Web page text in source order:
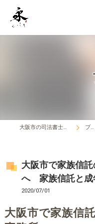
大阪市の司法書士はとこしえ法務事務所 ブログ
大阪市で家族信
へ 家族信託と成
2020/07/01
大阪市で家族信